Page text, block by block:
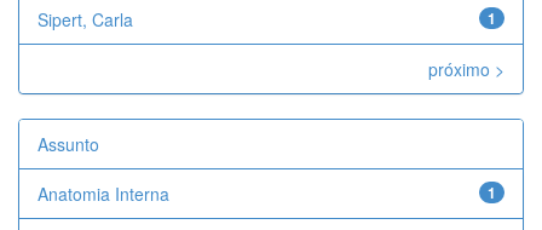
1
Sipert, Carla
próximo >
Assunto
1
Anatomia Interna